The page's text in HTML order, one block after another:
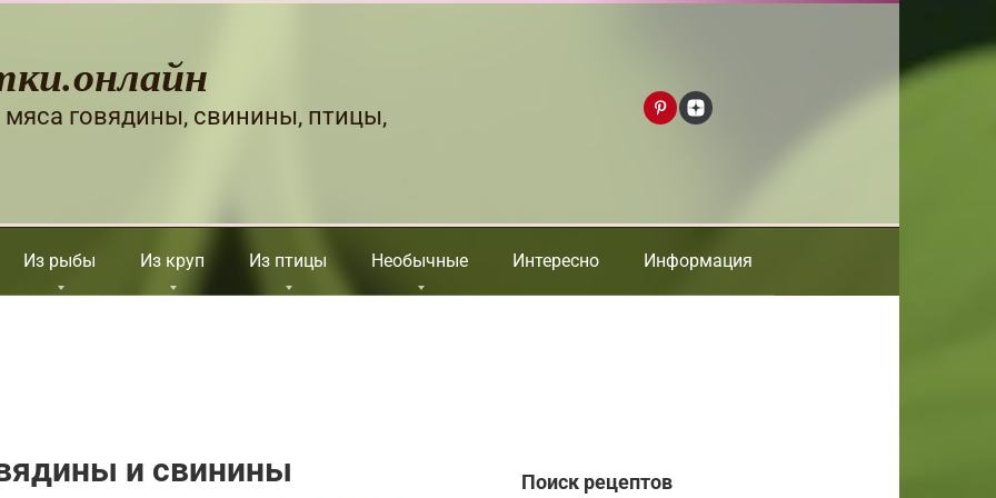
мяса говядины, свинины, птицы,
Из рыбы Из круп Из птицы Необычные Интересно Информация
и свинины Поиск рецептов